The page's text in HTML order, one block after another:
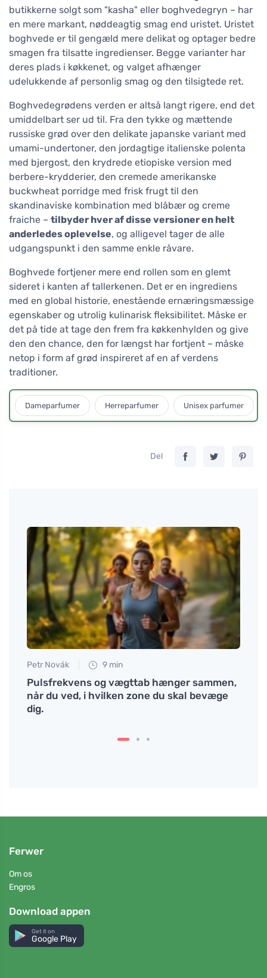
butikkerne solgt som "kasha" eller boghvedegryn – har
en mere markant, nøddeagtig smag end uristet. Uristet
boghvede er til gengæld mere delikat og optager bedre
smagen fra tilsatte ingredienser. Begge varianter har
deres plads i køkkenet, og valget afhænger
udelukkende af personlig smag og den tilsigtede ret.
Boghvedegrødens verden er altså langt rigere, end det
umiddelbart ser ud til. Fra den tykke og mættende
russiske grød over den delikate japanske variant med
umami-undertoner, den jordagtige italienske polenta
med bjergost, den krydrede etiopiske version med
berbere-krydderier, den cremede amerikanske
buckwheat porridge med frisk frugt til den
skandinaviske kombination med blåbær og creme
fraiche – tilbyder hver af disse versioner en helt
anderledes oplevelse, og alligevel tager de alle
udgangspunkt i den samme enkle råvare.
Boghvede fortjener mere end rollen som en glemt
sideret i kanten af tallerkenen. Det er en ingrediens
med en global historie, enestående ernæringsmæssige
egenskaber og utrolig kulinarisk fleksibilitet. Måske er
det på tide at tage den frem fra køkkenhylden og give
den den chance, den for længst har fortjent – måske
netop i form af grød inspireret af en af verdens
traditioner.
Dameparfumer Herreparfumer Unisex parfumer
Del
Petr Novák 9 min
Pulsfrekvens og vægttab hænger sammen,
når du ved, i hvilken zone du skal bevæge
dig.
Ferwer
Om os
Engros
Download appen
Get it on
Google Play